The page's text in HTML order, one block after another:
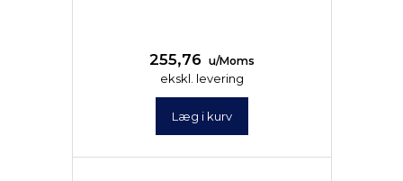
255,76 u/Moms
ekskl. levering
Læg i kurv